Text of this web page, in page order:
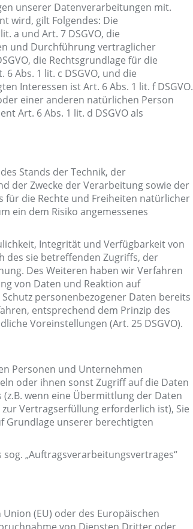
unserer Datenverarbeitungen mit.
wird, gilt Folgendes: Die
a und Art. 7 DSGVO, die
und Durchführung vertraglicher
die Rechtsgrundlage für die
Abs. 1 lit. c DSGVO, und die
Interessen ist Art. 6 Abs. 1 lit. f DSGVO.
einer anderen natürlichen Person
Art. 6 Abs. 1 lit. d DSGVO als
Stands der Technik, der
der Zwecke der Verarbeitung sowie der
für die Rechte und Freiheiten natürlicher
ein dem Risiko angemessenes
Integrität und Verfügbarkeit von
des sie betreffenden Zugriffs, der
Des Weiteren haben wir Verfahren
von Daten und Reaktion auf
personenbezogener Daten bereits
entsprechend dem Prinzip des
Voreinstellungen (Art. 25 DSGVO).
Personen und Unternehmen
oder ihnen sonst Zugriff auf die Daten
wenn eine Übermittlung der Daten
Vertragserfüllung erforderlich ist), Sie
Grundlage unserer berechtigten
„Auftragsverarbeitungsvertrages“
(EU) oder des Europäischen